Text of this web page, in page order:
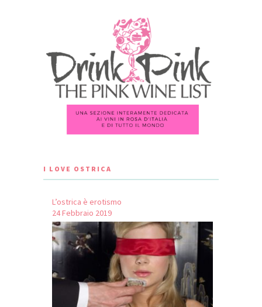
I LOVE OSTRICA
L’ostrica è erotismo
24 Febbraio 2019